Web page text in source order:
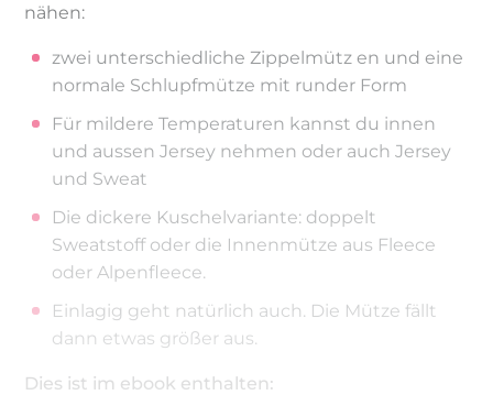
nähen:
zwei unterschiedliche Zippelmütz en und eine
normale Schlupfmütze mit runder Form
Für mildere Temperaturen kannst du innen
und aussen Jersey nehmen oder auch Jersey
und Sweat
Die dickere Kuschelvariante: doppelt
Sweatstoff oder die Innenmütze aus Fleece
oder Alpenfleece.
Einlagig geht natürlich auch. Die Mütze fällt
dann etwas größer aus.
Dies ist im ebook enthalten: